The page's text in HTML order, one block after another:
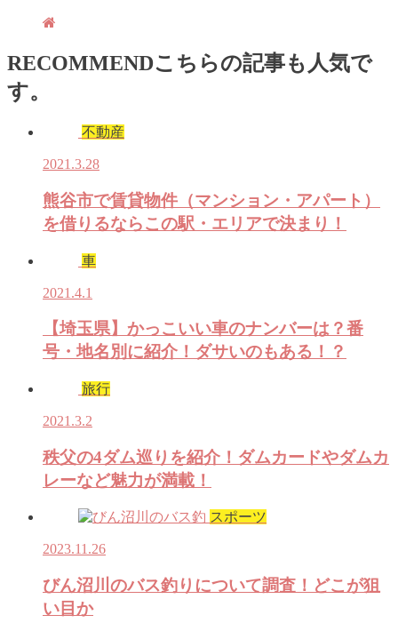
RECOMMENDこちらの記事も人気で
す。
不動産
2021.3.28
熊谷市で賃貸物件（マンション・アパート）
を借りるならこの駅・エリアで決まり！
車
2021.4.1
【埼玉県】かっこいい車のナンバーは？番
号・地名別に紹介！ダサいのもある！？
旅行
2021.3.2
秩父の4ダム巡りを紹介！ダムカードやダムカ
レーなど魅力が満載！
スポーツ
2023.11.26
びん沼川のバス釣りについて調査！どこが狙
い目か